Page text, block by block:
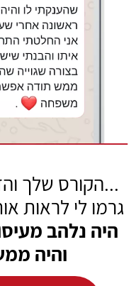
...הקורס שלך
גרמו לי לראות
היה נלהב
והיה